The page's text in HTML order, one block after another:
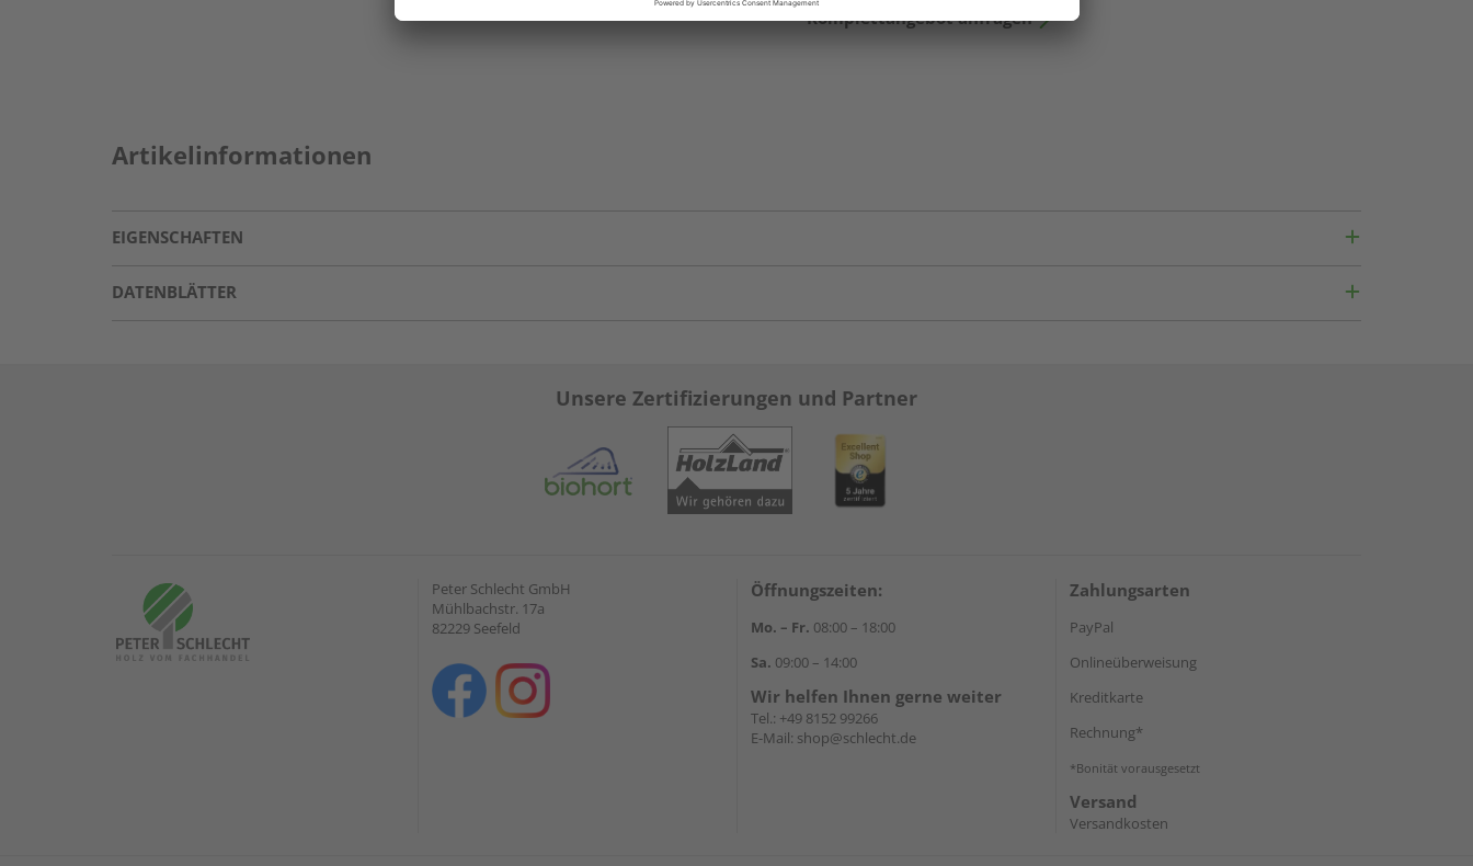
Komplettangebot anfragen
Artikelinformationen
EIGENSCHAFTEN
DATENBLÄTTER
Unsere Zertifizierungen und Partner
Peter Schlecht GmbH
Mühlbachstr. 17a
82229 Seefeld
Öffnungszeiten:
Mo. – Fr. 08:00 – 18:00
Sa. 09:00 – 14:00
Wir helfen Ihnen gerne weiter
Tel.: +49 8152 99266
E-Mail: shop@schlecht.de
Zahlungsarten
PayPal
Onlineüberweisung
Kreditkarte
Rechnung*
*Bonität vorausgesetzt
Versand
Versandkosten